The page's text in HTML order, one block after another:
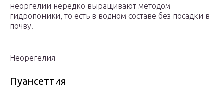
неоргелии нередко выращивают методом
гидропоники, то есть в водном составе без посадки в
почву.
Неорегелия
Пуансеттия